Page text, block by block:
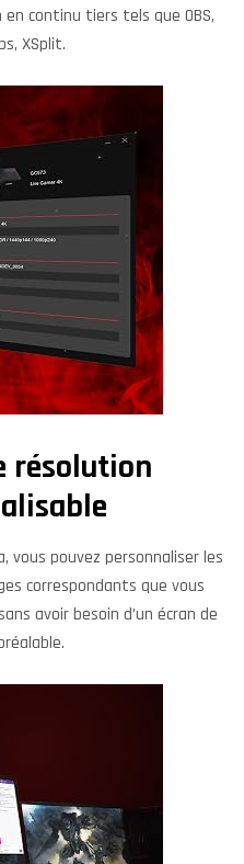
continu tiers tels que OBS,
XSplit.
résolution
vous pouvez personnaliser les
correspondants que vous
avoir besoin d’un écran de